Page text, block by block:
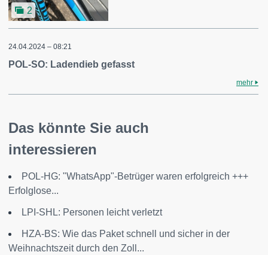
2
24.04.2024 – 08:21
POL-SO: Ladendieb gefasst
mehr
Das könnte Sie auch
interessieren
POL-HG: "WhatsApp"-Betrüger waren erfolgreich +++
Erfolglose...
LPI-SHL: Personen leicht verletzt
HZA-BS: Wie das Paket schnell und sicher in der
Weihnachtszeit durch den Zoll...